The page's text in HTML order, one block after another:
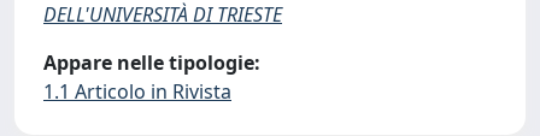
DELL'UNIVERSITÀ DI TRIESTE
Appare nelle tipologie:
1.1 Articolo in Rivista